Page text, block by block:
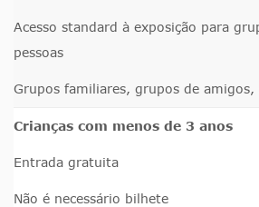
Acesso standard à exposição para
pessoas
Grupos familiares, grupos de amigos,
Crianças com menos de 3 anos
Entrada gratuita
Não é necessário bilhete